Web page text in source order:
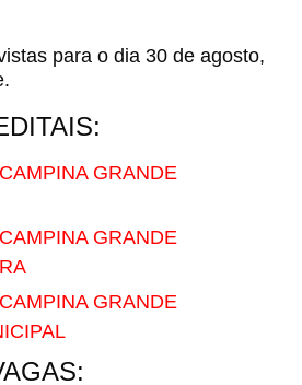
para o dia 30 de agosto,
.
GRANDE
GRANDE
GRANDE